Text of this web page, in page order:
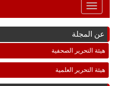
Toggle
Navigation
عن المجلة
هيئة التحرير الصحفية
هيئة التحرير العلمية